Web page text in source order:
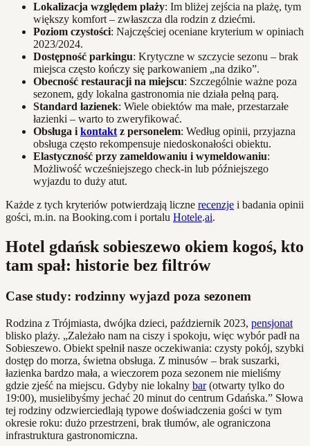
Lokalizacja względem plaży: Im bliżej zejścia na plażę, tym
większy komfort – zwłaszcza dla rodzin z dziećmi.
Poziom czystości: Najczęściej oceniane kryterium w opiniach
2023/2024.
Dostępność parkingu: Krytyczne w szczycie sezonu – brak
miejsca często kończy się parkowaniem „na dziko”.
Obecność restauracji na miejscu: Szczególnie ważne poza
sezonem, gdy lokalna gastronomia nie działa pełną parą.
Standard łazienek: Wiele obiektów ma małe, przestarzałe
łazienki – warto to zweryfikować.
Obsługa ikontaktz personelem: Według opinii, przyjazna
obsługa często rekompensuje niedoskonałości obiektu.
Elastyczność przy zameldowaniu i wymeldowaniu:
Możliwość wcześniejszego check-in lub późniejszego
wyjazdu to duży atut.
Każde z tych kryteriów potwierdzają liczne recenzje i badania opinii
gości, m.in. na Booking.com i portalu Hotele.ai.
Hotel gdańsk sobieszewo okiem kogoś, kto
tam spał: historie bez filtrów
Case study: rodzinny wyjazd poza sezonem
Rodzina z Trójmiasta, dwójka dzieci, październik 2023, pensjonat
blisko plaży. „Zależało nam na ciszy i spokoju, więc wybór padł na
Sobieszewo. Obiekt spełnił nasze oczekiwania: czysty pokój, szybki
dostęp do morza, świetna obsługa. Z minusów – brak suszarki,
łazienka bardzo mała, a wieczorem poza sezonem nie mieliśmy
gdzie zjeść na miejscu. Gdyby nie lokalny bar(otwarty tylko do
19:00), musielibyśmy jechać 20 minut do centrum Gdańska.” Słowa
tej rodziny odzwierciedlają typowe doświadczenia gości w tym
okresie roku: dużo przestrzeni, brak tłumów, ale ograniczona
infrastruktura gastronomiczna.